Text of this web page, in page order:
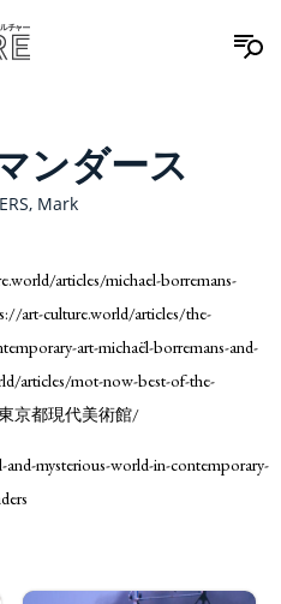
ンダース
Mark
articles/michael-borremans-
art-culture.world/articles/the-
art-michaël-borremans-and-
articles/mot-now-best-of-the-
東京都現代美術館/
mysterious-world-in-contemporary-